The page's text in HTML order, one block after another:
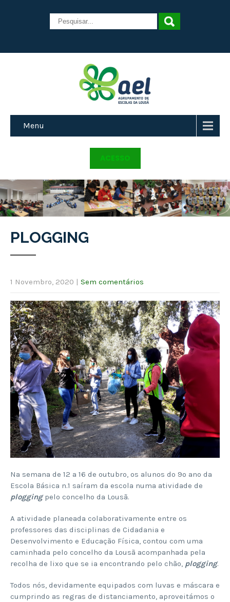
Menu
ACESSO
PLOGGING
1 Novembro, 2020 | Sem comentários
Na semana de 12 a 16 de outubro, os alunos do 9º ano da
Escola Básica n.1 saíram da escola numa atividade de
ploggingpelo concelho da Lousã.
A atividade planeada colaborativamente entre os
professores das disciplinas de Cidadania e
Desenvolvimento e Educação Física, contou com uma
caminhada pelo concelho da Lousã acompanhada pela
recolha de lixo que se ia encontrando pelo chão, plogging.
Todos nós, devidamente equipados com luvas e máscara e
cumprindo as regras de distanciamento, aproveitámos o